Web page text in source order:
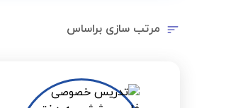
مرتب سازی براساس